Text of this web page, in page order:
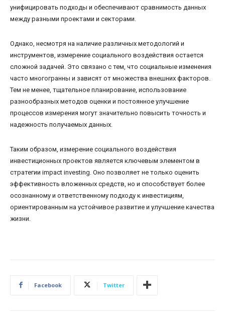
унифицировать подходы и обеспечивают сравнимость данных
между разными проектами и секторами.
Однако, несмотря на наличие различных методологий и
инструментов, измерение социального воздействия остается
сложной задачей. Это связано с тем, что социальные изменения
часто многогранны и зависят от множества внешних факторов.
Тем не менее, тщательное планирование, использование
разнообразных методов оценки и постоянное улучшение
процессов измерения могут значительно повысить точность и
надежность получаемых данных.
Таким образом, измерение социального воздействия
инвестиционных проектов является ключевым элементом в
стратегии impact investing. Оно позволяет не только оценить
эффективность вложенных средств, но и способствует более
осознанному и ответственному подходу к инвестициям,
ориентированным на устойчивое развитие и улучшение качества
жизни.
Facebook Twitter